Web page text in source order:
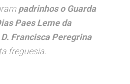
padrinhos o Guarda
Paes Leme da
Francisca Peregrina
freguesia.